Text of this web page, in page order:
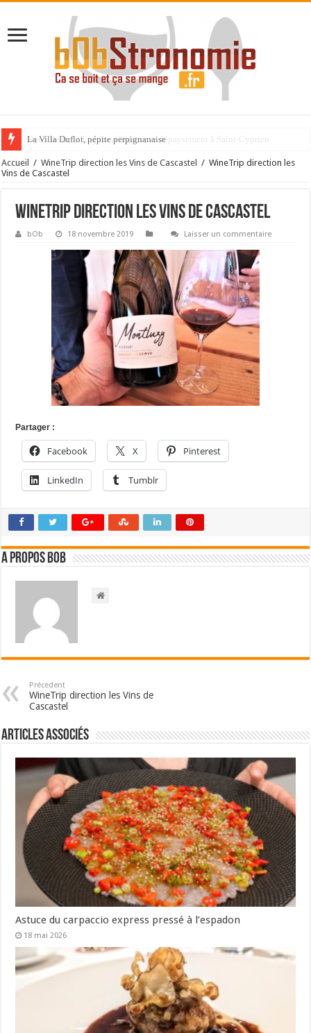
La Villa Duflot, pépite perpignanaise
Accueil / WineTrip direction les Vins de Cascastel / WineTrip direction les
Vins de Cascastel
WineTrip direction les Vins de Cascastel
bOb 18 novembre 2019 Laisser un commentaire
Partager :
Facebook X Pinterest
LinkedIn Tumblr
A propos bOb
Précedent
WineTrip direction les Vins de
Cascastel
Articles associés
Astuce du carpaccio express pressé à l’espadon
18 mai 2026